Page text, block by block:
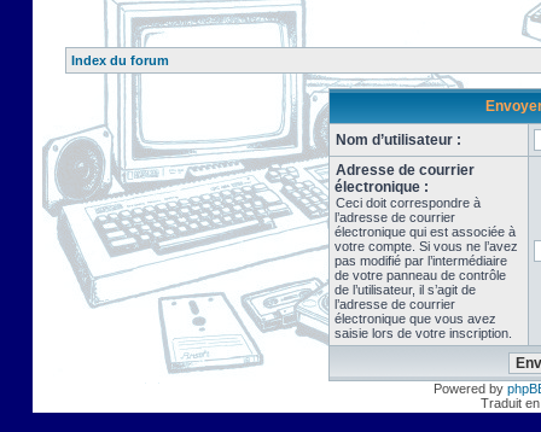
Index du forum
Nom d’utilisateur :
Adresse de courrier
électronique :
Ceci doit correspondre à
l’adresse de courrier
électronique qui est associée à
votre compte. Si vous ne l’avez
pas modifié par l’intermédiaire
de votre panneau de contrôle
de l’utilisateur, il s’agit de
l’adresse de courrier
électronique que vous avez
saisie lors de votre inscription.
Powered by
Traduit